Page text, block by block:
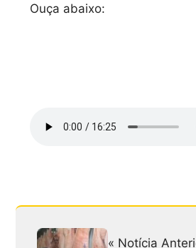
Ouça abaixo:
« Notícia